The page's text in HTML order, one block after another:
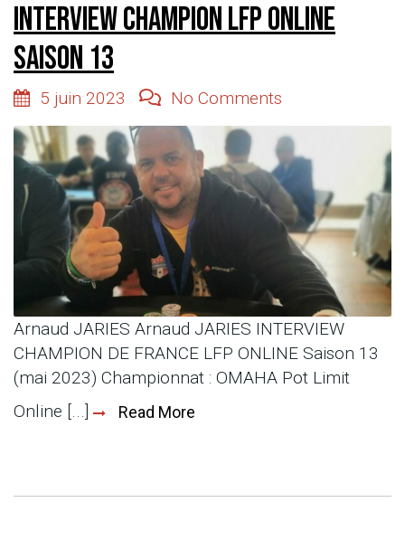
Interview Champion LFP Online
saison 13
5 juin 2023 No Comments
Arnaud JARIES Arnaud JARIES INTERVIEW
CHAMPION DE FRANCE LFP ONLINE Saison 13
(mai 2023) Championnat : OMAHA Pot Limit
Online [...]
Read More